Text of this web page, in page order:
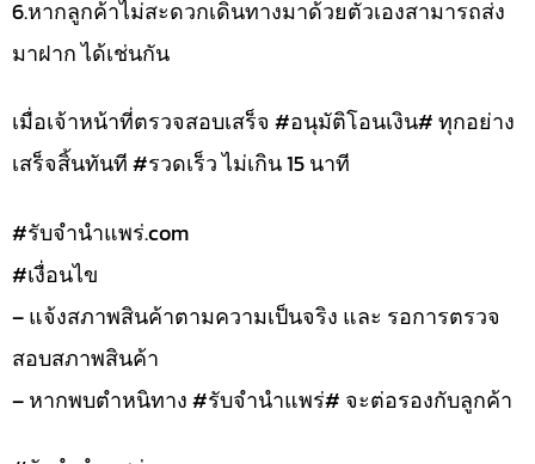
6.หากลูกค้าไม่สะดวกเดินทางมาด้วยตัวเองสามารถส่ง
มาฝาก ได้เช่นกัน
เมื่อเจ้าหน้าที่ตรวจสอบเสร็จ #อนุมัติโอนเงิน# ทุกอย่าง
เสร็จสิ้นทันที #รวดเร็ว ไม่เกิน 15 นาที
#รับจํานําแพร่.com
#เงื่อนไข
– แจ้งสภาพสินค้าตามความเป็นจริง และ รอการตรวจ
สอบสภาพสินค้า
– หากพบตำหนิทาง #รับจำนำแพร่# จะต่อรองกับลูกค้า